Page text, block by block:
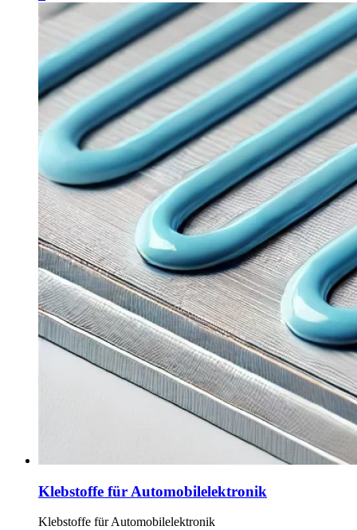
Klebstoffe für Automobilelektronik
Klebstoffe für Automobilelektronik